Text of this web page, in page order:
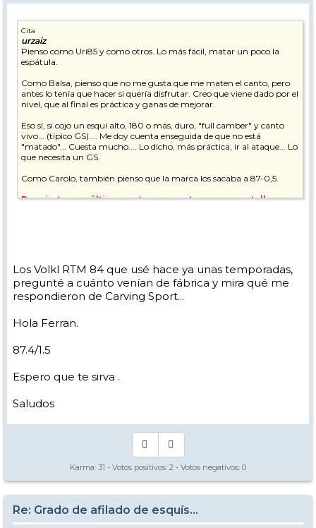
Cita
urzaiz
Pienso como Uri85 y como otros. Lo más fácil, matar un poco la
espátula.
Como Balsa, pienso que no me gusta que me maten el canto, pero
antes lo tenía que hacer si quería disfrutar. Creo que viene dado por el
nivel, que al final es práctica y ganas de mejorar.
Eso sí, si cojo un esquí alto, 180 o más, duro, "full camber" y canto
vivo... (típico GS).... Me doy cuenta enseguida de que no está
"matado"... Cuesta mucho.... Lo dicho, más práctica, ir al ataque... Lo
que necesita un GS.
Como Carolo, también pienso que la marca los sacaba a 87-0,5.
Por cierto que últimamente veo en otras marcas y talleres
Saludos, buena semana.
Los Volkl RTM 84 que usé hace ya unas temporadas,
pregunté a cuánto venían de fábrica y mira qué me
respondieron de Carving Sport...
Hola Ferran.
87.4/1.5
Espero que te sirva .
Saludos
Karma: 31 - Votos positivos: 2 - Votos negativos: 0
Re: Grado de afilado de esquís...